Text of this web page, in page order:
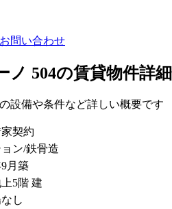
お問い合わせ
ノ 504の賃貸物件詳
設備や条件など詳しい概要です
契約
ン/鉄骨造
9月築
5階 建
し